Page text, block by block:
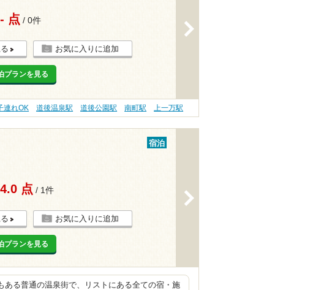
- 点 / 0件
お気に入りに追加
プランを見る
連れOK 道後温泉駅 道後公園駅 南町駅 上一万駅
宿泊
4.0 点 / 1件
お気に入りに追加
プランを見る
る普通の温泉街で、リストにある全ての宿・施